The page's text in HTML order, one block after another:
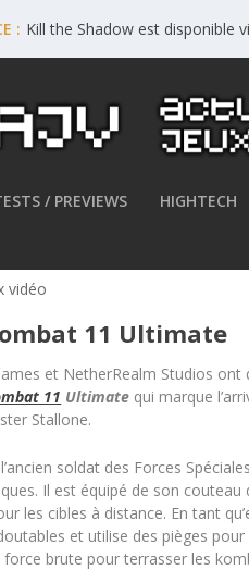
: Kill the Shadow est disponible
/ PREVIEWS HIGHTECH
vidéo
11 Ultimate
et NetherRealm Studios
11 Ultimate qui marque
Stallone.
soldat des Forces
Il est équipé de son
les cibles à distance. En tant
et utilise des pièges
brute pour terrasser les